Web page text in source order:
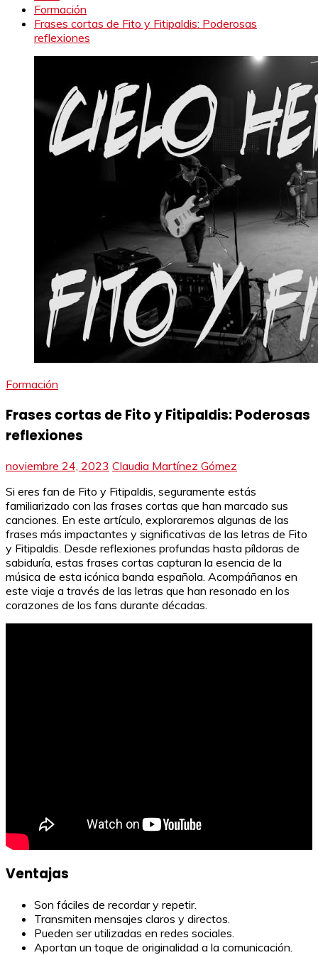
Formación
Frases cortas de Fito y Fitipaldis: Poderosas
reflexiones
Formación
Frases cortas de Fito y Fitipaldis: Poderosas
reflexiones
noviembre 24, 2023 Claudia Martínez Gómez
Si eres fan de Fito y Fitipaldis, seguramente estás
familiarizado con las frases cortas que han marcado sus
canciones. En este artículo, exploraremos algunas de las
frases más impactantes y significativas de las letras de Fito
y Fitipaldis. Desde reflexiones profundas hasta píldoras de
sabiduría, estas frases cortas capturan la esencia de la
música de esta icónica banda española. Acompáñanos en
este viaje a través de las letras que han resonado en los
corazones de los fans durante décadas.
Ventajas
Son fáciles de recordar y repetir.
Transmiten mensajes claros y directos.
Pueden ser utilizadas en redes sociales.
Aportan un toque de originalidad a la comunicación.